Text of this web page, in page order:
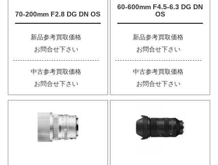
70-200mm F2.8 DG DN OS
新品参考買取価格
お問合せ下さい
中古参考買取価格
お問合せ下さい
60-600mm F4.5-6.3 DG DN
OS
新品参考買取価格
お問合せ下さい
中古参考買取価格
お問合せ下さい